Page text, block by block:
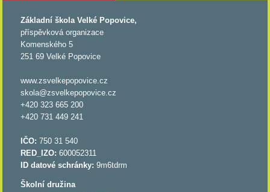
Základní škola Velké Popovice,
příspěvková organizace
Komenského 5
251 69 Velké Popovice
www.zsvelkepopovice.cz
skola@zsvelkepopovice.cz
+420 323 665 200
+420 731 449 241
IČO:750 31 540
RED_IZO: 600052311
ID datové schránky:9m6tdrm
Školní družina